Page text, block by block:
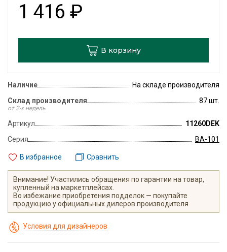
1 416 ₽
В корзину
Наличие
На складе производителя
Склад производителя
от 2-х недель
87 шт.
Артикул
11260DEK
Серия
ВА-101
В избранное Сравнить
Внимание! Участились обращения по гарантии на товар,
купленный на маркетплейсах.
Во избежание приобретения подделок — покупайте
продукцию у официальных дилеров производителя
Условия для дизайнеров